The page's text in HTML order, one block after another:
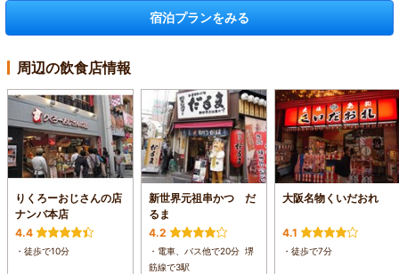
宿泊プランをみる
周辺の飲食店情報
りくろーおじさんの店
ナンバ本店
4.4
・徒歩で10分
新世界元祖串かつ だ
るま
4.2
・電車、バス他で20分 堺
筋線で3駅
大阪名物くいだおれ
4.1
・徒歩で7分